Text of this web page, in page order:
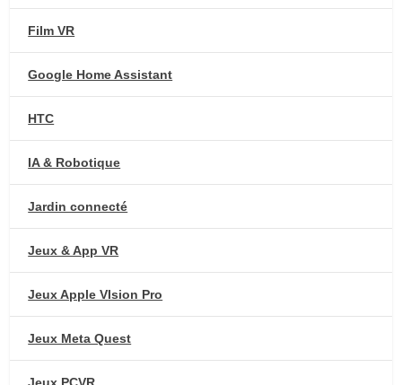
Film VR
Google Home Assistant
HTC
IA & Robotique
Jardin connecté
Jeux & App VR
Jeux Apple VIsion Pro
Jeux Meta Quest